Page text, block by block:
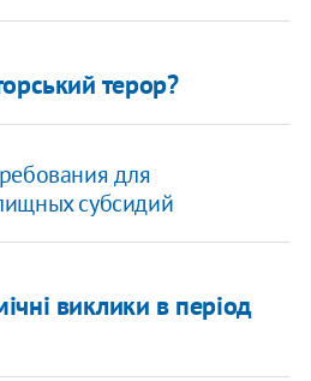
терор?
для
субсидий
виклики в період